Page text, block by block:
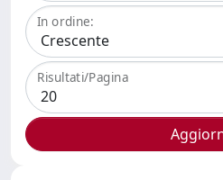
In ordine:
Risultati/Pagina